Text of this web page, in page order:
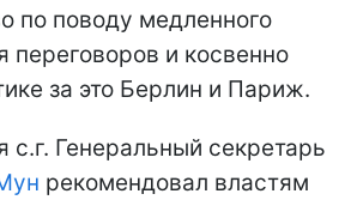
по поводу медленного
переговоров и косвенно
за это Берлин и Париж.
с.г. Генеральный секретарь
рекомендовал властям